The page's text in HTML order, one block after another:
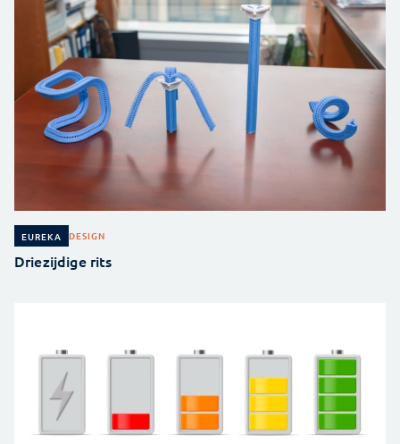
EUREKA DESIGN
Driezijdige rits